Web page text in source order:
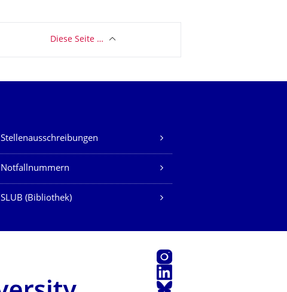
Diese Seite …
Stellenausschreibungen
Notfallnummern
SLUB (Bibliothek)
Instagram
LinkedIn
Bluesky